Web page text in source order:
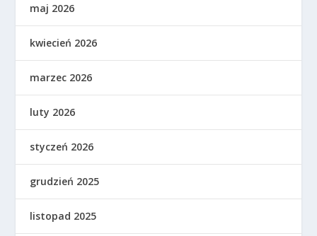
maj 2026
kwiecień 2026
marzec 2026
luty 2026
styczeń 2026
grudzień 2025
listopad 2025